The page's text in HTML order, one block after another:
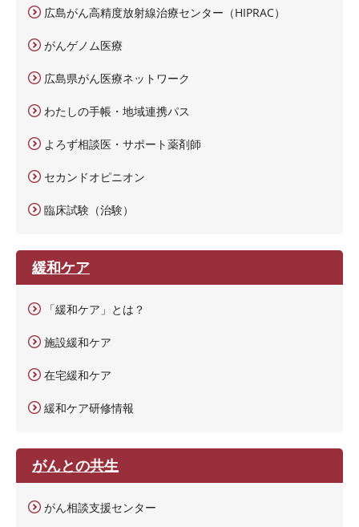
広島がん高精度放射線治療センター（HIPRAC）
がんゲノム医療
広島県がん医療ネットワーク
わたしの手帳・地域連携パス
よろず相談医・サポート薬剤師
セカンドオピニオン
臨床試験（治験）
緩和ケア
「緩和ケア」とは？
施設緩和ケア
在宅緩和ケア
緩和ケア研修情報
がんとの共生
がん相談支援センター